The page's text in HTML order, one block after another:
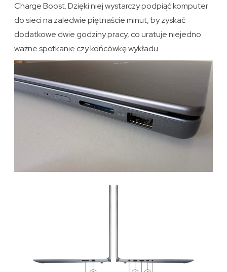
Charge Boost. Dzięki niej wystarczy podpiąć komputer
do sieci na zaledwie piętnaście minut, by zyskać
dodatkowe dwie godziny pracy, co uratuje niejedno
ważne spotkanie czy końcówkę wykładu.